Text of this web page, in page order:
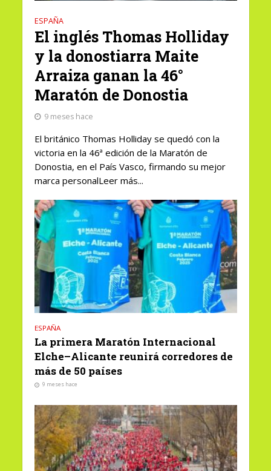
ESPAÑA
El inglés Thomas Holliday
y la donostiarra Maite
Arraiza ganan la 46°
Maratón de Donostia
9 meses hace
El británico Thomas Holliday se quedó con la
victoria en la 46ª edición de la Maratón de
Donostia, en el País Vasco, firmando su mejor
marca personalLeer más...
ESPAÑA
La primera Maratón Internacional
Elche–Alicante reunirá corredores de
más de 50 países
9 meses hace